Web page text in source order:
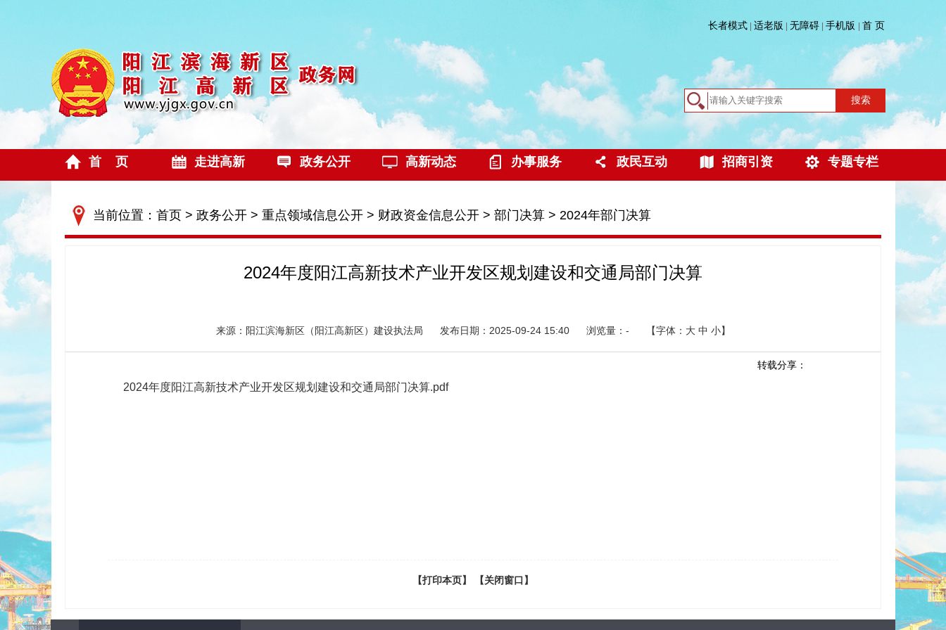
长者模式 适老版 无障碍 手机版 首 页
搜索
首 页 走进高新 政务公开 高新动态 办事服务 政民互动 招商引资 专题专栏
当前位置： 首页 > 政务公开 > 重点领域信息公开 > 财政资金信息公开 > 部门决算 > 2024年部门决算
2024年度阳江高新技术产业开发区规划建设和交通局部门决算
来源：阳江滨海新区（阳江高新区）建设执法局 发布日期：2025-09-24 15:40 浏览量： - 【字体： 大 中 小】
转载分享：
2024年度阳江高新技术产业开发区规划建设和交通局部门决算.pdf
【打印本页】 【关闭窗口】